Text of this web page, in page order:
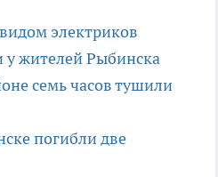
электриков
у жителей Рыбинска
семь часов тушили
погибли две